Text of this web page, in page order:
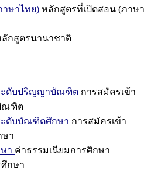
ษาไทย) หลักสูตรที่เปิดสอน (ภาษา
กสูตรนานาชาติ
ะดับปริญญาบัณฑิต การสมัครเข้า
ณฑิต
ะดับบัณฑิตศึกษา การสมัครเข้า
า
า ค่าธรรมเนียมการศึกษา
กษา